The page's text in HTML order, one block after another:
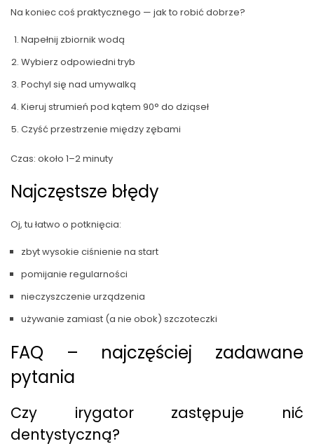
Na koniec coś praktycznego — jak to robić dobrze?
Napełnij zbiornik wodą
Wybierz odpowiedni tryb
Pochyl się nad umywalką
Kieruj strumień pod kątem 90° do dziąseł
Czyść przestrzenie między zębami
Czas: około 1–2 minuty
Najczęstsze błędy
Oj, tu łatwo o potknięcia:
zbyt wysokie ciśnienie na start
pomijanie regularności
nieczyszczenie urządzenia
używanie zamiast (a nie obok) szczoteczki
FAQ – najczęściej zadawane
pytania
Czy irygator zastępuje nić
dentystyczną?